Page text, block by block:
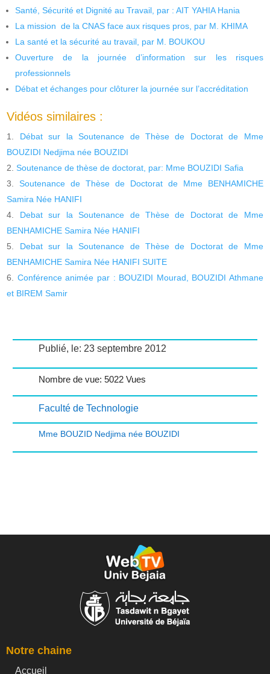
Santé, Sécurité et Dignité au Travail, par : AIT YAHIA Hania
La mission de la CNAS face aux risques pros, par M. KHIMA
La santé et la sécurité au travail, par M. BOUKOU
Ouverture de la journée d’information sur les risques
professionnels
Débat et échanges pour clôturer la journée sur l’accréditation
Vidéos similaires :
Débat sur la Soutenance de Thèse de Doctorat de Mme
BOUZIDI Nedjima née BOUZIDI
Soutenance de thèse de doctorat, par: Mme BOUZIDI Safia
Soutenance de Thèse de Doctorat de Mme BENHAMICHE
Samira Née HANIFI
Debat sur la Soutenance de Thèse de Doctorat de Mme
BENHAMICHE Samira Née HANIFI
Debat sur la Soutenance de Thèse de Doctorat de Mme
BENHAMICHE Samira Née HANIFI SUITE
Conférence animée par : BOUZIDI Mourad, BOUZIDI Athmane
et BIREM Samir
Publié, le: 23 septembre 2012
Nombre de vue: 5022 Vues
Faculté de Technologie
Mme BOUZID Nedjima née BOUZIDI
Notre chaine
Accueil